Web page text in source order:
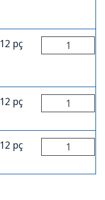
12 pç
12 pç
12 pç